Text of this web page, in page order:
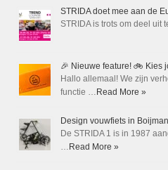
STRIDA doet mee aan de
STRIDA is trots om deel uit
🎉 Nieuwe feature! 🚲 Kies
Hallo allemaal! We zijn
functie … Read More »
Design vouwfiets in
De STRIDA 1 is in 1987
… Read More »